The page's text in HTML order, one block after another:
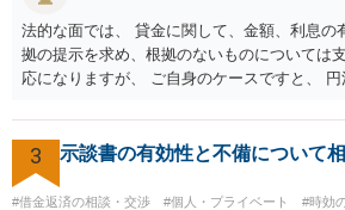
法的な面では、 貸金に関して、金額、利息の
拠の提示を求め、根拠のないものについては
応になりますが、 ご自身のケースですと、
けではありません）。 何某かの主張をされた
に相談されるという形でよいかと思います。
3 示談書の有効性と不備について
#借金返済の相談・交渉 #個人・プライベート #時効